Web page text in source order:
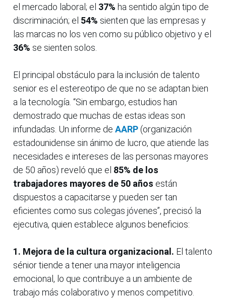
el mercado laboral; el 37% ha sentido algún tipo de
discriminación; el 54% sienten que las empresas y
las marcas no los ven como su público objetivo y el
36% se sienten solos.
El principal obstáculo para la inclusión de talento
senior es el estereotipo de que no se adaptan bien
a la tecnología. “Sin embargo, estudios han
demostrado que muchas de estas ideas son
infundadas. Un informe de AARP (organización
estadounidense sin ánimo de lucro, que atiende las
necesidades e intereses de las personas mayores
de 50 años) reveló que el 85% de los
trabajadores mayores de 50 años están
dispuestos a capacitarse y pueden ser tan
eficientes como sus colegas jóvenes”, precisó la
ejecutiva, quien establece algunos beneficios:
1. Mejora de la cultura organizacional. El talento
sénior tiende a tener una mayor inteligencia
emocional, lo que contribuye a un ambiente de
trabajo más colaborativo y menos competitivo.